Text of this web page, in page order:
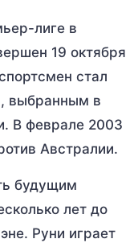
лиге в
19 октября
стал
выбранным в
В феврале 2003
Австралии.
будущим
лет до
Руни играет